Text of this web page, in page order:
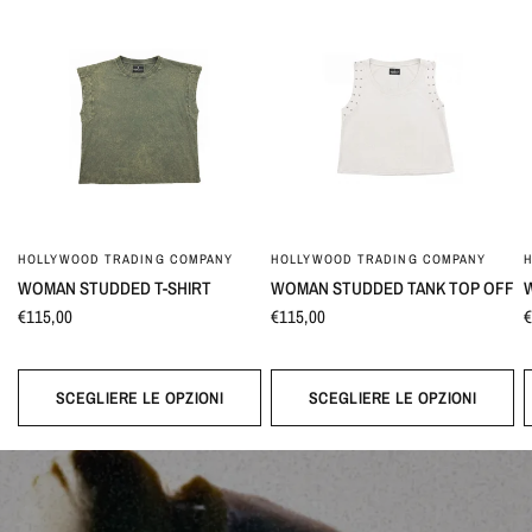
HOLLYWOOD TRADING COMPANY
WOMAN STUDDED T-SHIRT
€115,00
SCEGLIERE LE OPZIONI
HOLLYWOOD TRADING COMPANY
WOMAN STUDDED TANK TOP OFF
€115,00
SCEGLIERE LE OPZIONI